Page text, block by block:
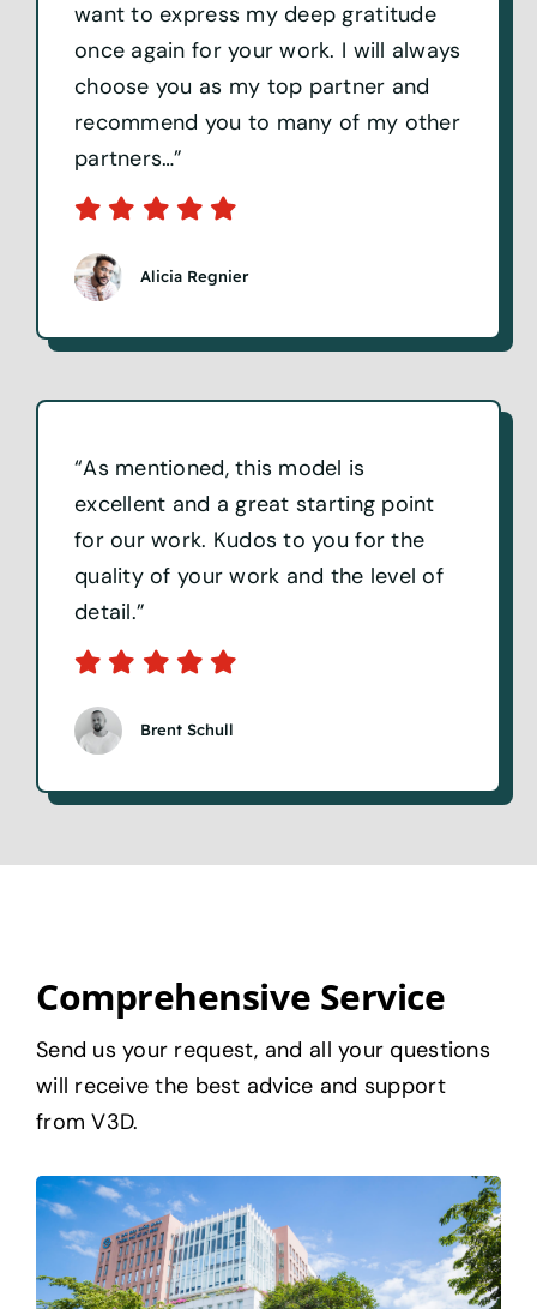
want to express my deep gratitude
once again for your work. I will always
choose you as my top partner and
recommend you to many of my other
“As mentioned, this model is
excellent and a great starting point
for our work. Kudos to you for the
quality of your work and the level of
Comprehensive Service
Send us your request, and all your questions
will receive the best advice and support